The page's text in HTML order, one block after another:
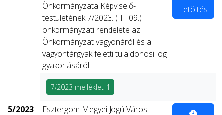
Önkormányzata Képviselő-
testületének 7/2023. (III. 09.)
önkormányzati rendelete az
Önkormányzat vagyonáról és a
vagyontárgyak feletti tulajdonosi jog
gyakorlásáról
Letöltés
7/2023 melléklet-1
5/2023
Esztergom Megyei Jogú Város